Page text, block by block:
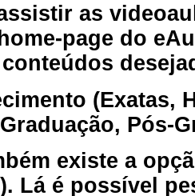
as
page do
(Exatas,
Pós-
existe a
Lá é possível